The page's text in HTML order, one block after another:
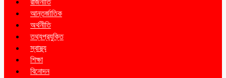
রাজনীতি
আন্তর্জাতিক
অর্থনীতি
তথ্যপ্রযুক্তি
স্বাস্থ্য
শিক্ষা
বিনোদন